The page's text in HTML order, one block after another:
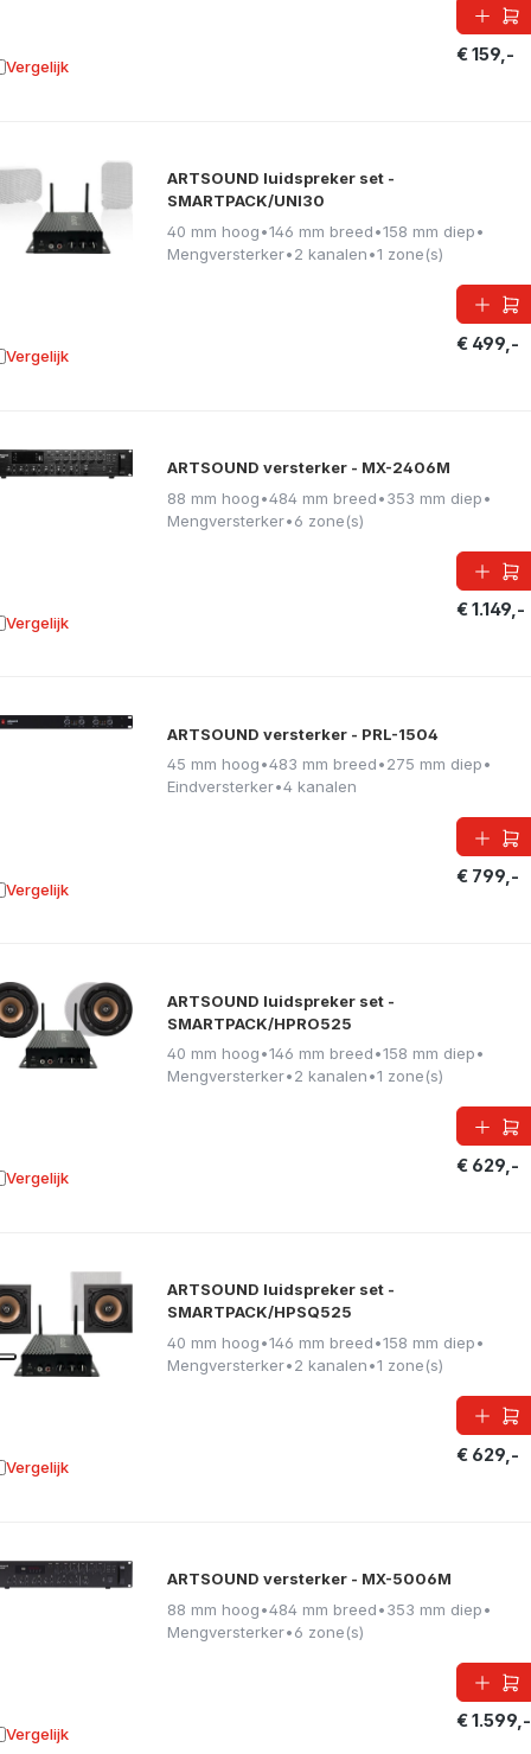
€ 159,-
Vergelijk aan vergelijking
ARTSOUND luidspreker set -
SMARTPACK/UNI30
40 mm hoog•146 mm breed•158 mm diep•
Mengversterker•2 kanalen•1 zone(s)
€ 499,-
Vergelijk aan vergelijking
ARTSOUND versterker - MX-2406M
88 mm hoog•484 mm breed•353 mm diep•
Mengversterker•6 zone(s)
€ 1.149,-
Vergelijk aan vergelijking
ARTSOUND versterker - PRL-1504
45 mm hoog•483 mm breed•275 mm diep•
Eindversterker•4 kanalen
€ 799,-
Vergelijk aan vergelijking
ARTSOUND luidspreker set -
SMARTPACK/HPRO525
40 mm hoog•146 mm breed•158 mm diep•
Mengversterker•2 kanalen•1 zone(s)
€ 629,-
Vergelijk aan vergelijking
ARTSOUND luidspreker set -
SMARTPACK/HPSQ525
40 mm hoog•146 mm breed•158 mm diep•
Mengversterker•2 kanalen•1 zone(s)
€ 629,-
Vergelijk aan vergelijking
ARTSOUND versterker - MX-5006M
88 mm hoog•484 mm breed•353 mm diep•
Mengversterker•6 zone(s)
€ 1.599,-
Vergelijk aan vergelijking